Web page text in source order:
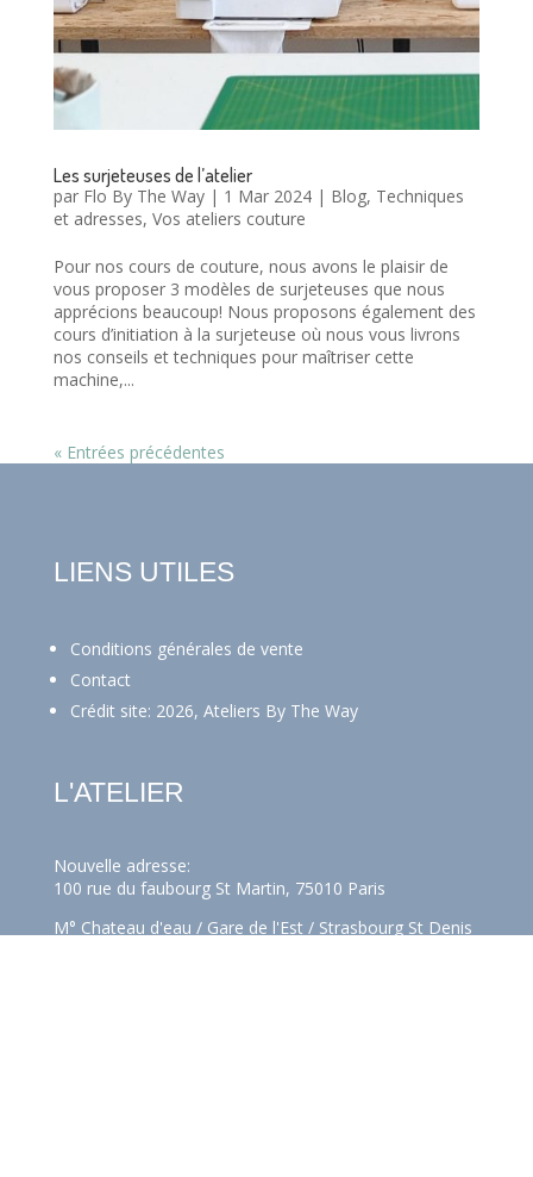
Les surjeteuses de l’atelier
par Flo By The Way| 1 Mar 2024| Blog, Techniques
et adresses, Vos ateliers couture
Pour nos cours de couture, nous avons le plaisir de
vous proposer 3 modèles de surjeteuses que nous
apprécions beaucoup! Nous proposons également des
cours d’initiation à la surjeteuse où nous vous livrons
nos conseils et techniques pour maîtriser cette
machine,...
« Entrées précédentes
LIENS UTILES
Conditions générales de vente
Contact
Crédit site: 2026, Ateliers By The Way
L'ATELIER
Nouvelle adresse:
100 rue du faubourg St Martin, 75010 Paris
M° Chateau d'eau / Gare de l'Est / Strasbourg St Denis